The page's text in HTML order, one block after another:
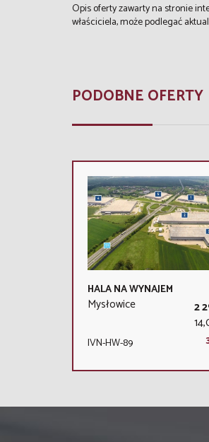
Opis oferty zawarty na stronie
właściciela, może podlegać
PODOBNE OFERTY
HALA NA WYNAJEM
Mysłowice 2
IVN-HW-89